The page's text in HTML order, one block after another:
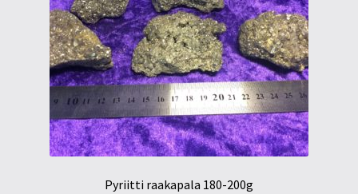
Pyriitti raakapala 180-200g